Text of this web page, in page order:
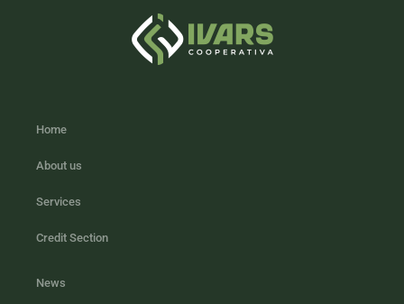
Home
About us
Services
Credit Section
News